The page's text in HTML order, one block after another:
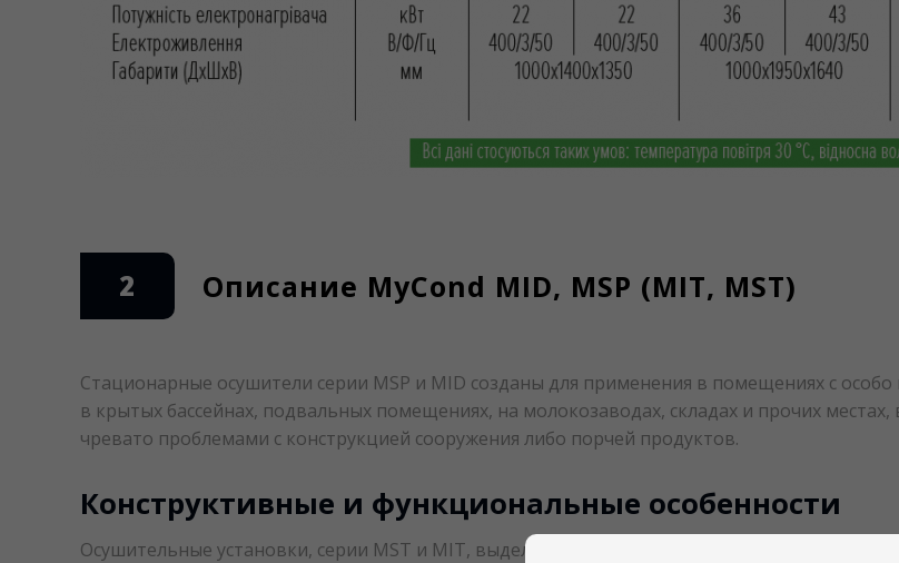
2 Описание MyCond MID, MSP (MIT, MST)
Стационарные осушители серии MSP и MID созданы для применения в помещениях с
в крытых бассейнах, подвальных помещениях, на молокозаводах, складах и прочих
чревато проблемами с конструкцией сооружения либо порчей продуктов.
Конструктивные и функциональные особенности
Осушительные установки, серии MST и MIT, выделяются наличием внешнего